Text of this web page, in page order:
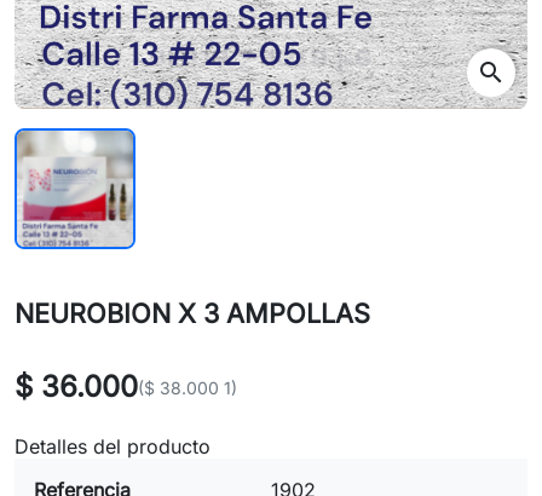
search
NEUROBION X 3 AMPOLLAS
$ 36.000($ 38.000 1)
Detalles del producto
Referencia
1902